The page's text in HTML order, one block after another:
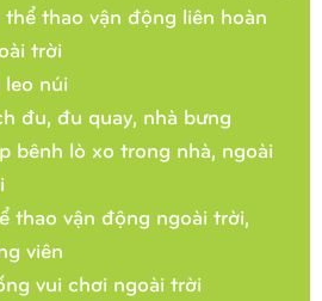
thể thao vận động liên hoàn
trời
leo núi
đu, đu quay, nhà bưng
bênh lò xo trong nhà, ngoài
thao vận động ngoài trời,
viên
vui chơi ngoài trời